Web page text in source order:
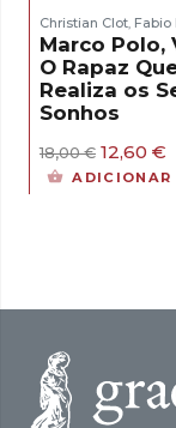
Christian Clot, Fabio
Marco Polo,
O Rapaz
Realiza os
Sonhos
18,00€ O
preço
12,60 €
ADICIONAR